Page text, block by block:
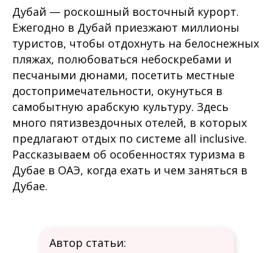
Дубай — роскошный восточный курорт.
Ежегодно в Дубай приезжают миллионы
туристов, чтобы отдохнуть на белоснежных
пляжах, полюбоваться небоскребами и
песчаными дюнами, посетить местные
достопримечательности, окунуться в
самобытную арабскую культуру. Здесь
много пятизвездочных отелей, в которых
предлагают отдых по системе all inclusive.
Рассказываем об особенностях туризма в
Дубае в ОАЭ, когда ехать и чем заняться в
Дубае.
Автор статьи: